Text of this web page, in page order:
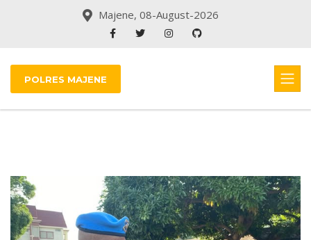
Majene, 08-August-2026
POLRES MAJENE